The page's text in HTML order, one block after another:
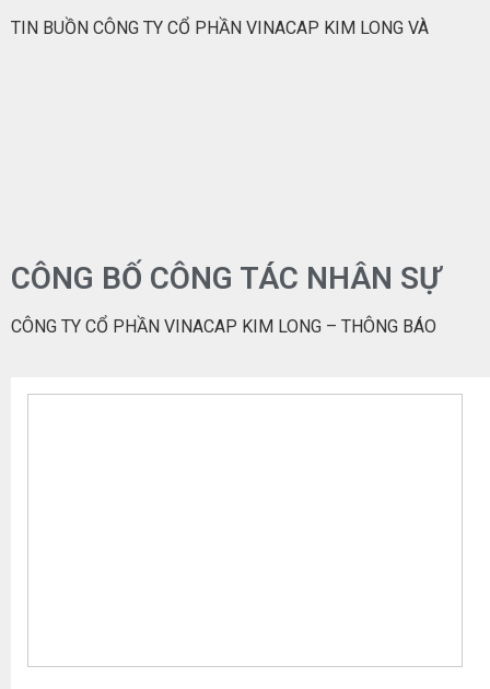
TIN BUỒN CÔNG TY CỔ PHẦN VINACAP KIM LONG VÀ
CÔNG BỐ CÔNG TÁC NHÂN SỰ
CÔNG TY CỔ PHẦN VINACAP KIM LONG – THÔNG BÁO